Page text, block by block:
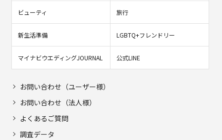
ビューティ 旅行
新生活準備 LGBTQ+フレンドリー
マイナビウエディングJOURNAL 公式LINE
お問い合わせ（ユーザー様）
お問い合わせ（法人様）
よくあるご質問
調査データ